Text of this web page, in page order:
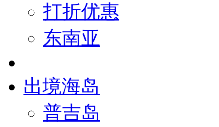
打折优惠
东南亚
出境海岛
普吉岛